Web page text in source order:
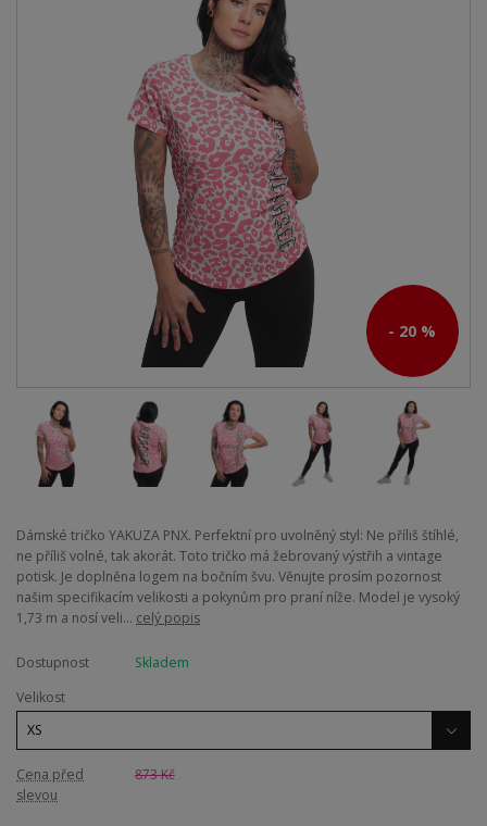
- 20 %
Dámské tričko YAKUZA PNX. Perfektní pro uvolněný styl: Ne příliš štíhlé,
ne příliš volné, tak akorát. Toto tričko má žebrovaný výstřih a vintage
potisk. Je doplněna logem na bočním švu. Věnujte prosím pozornost
našim specifikacím velikosti a pokynům pro praní níže. Model je vysoký
1,73 m a nosí veli... celý popis
Dostupnost
Skladem
Velikost
Cena před
slevou
873 Kč